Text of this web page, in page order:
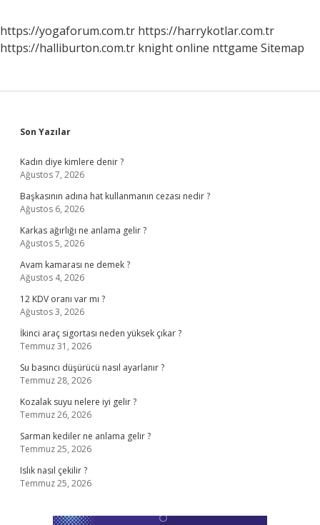
https://yogaforum.com.tr https://harrykotlar.com.tr
https://halliburton.com.tr knight online nttgame Sitemap
Sidebar
Son Yazılar
Kadın diye kimlere denir ?
Ağustos 7, 2026
Başkasının adına hat kullanmanın cezası nedir ?
Ağustos 6, 2026
Karkas ağırlığı ne anlama gelir ?
Ağustos 5, 2026
Avam kamarası ne demek ?
Ağustos 4, 2026
12 KDV oranı var mı ?
Ağustos 3, 2026
İkinci araç sigortası neden yüksek çıkar ?
Temmuz 31, 2026
Su basıncı düşürücü nasıl ayarlanır ?
Temmuz 28, 2026
Kozalak suyu nelere iyi gelir ?
Temmuz 26, 2026
Sarman kediler ne anlama gelir ?
Temmuz 25, 2026
Islık nasıl çekilir ?
Temmuz 25, 2026